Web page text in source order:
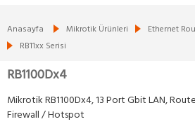
Anasayfa Mikrotik Ürünleri
Ethernet
RB11xx Serisi
RB1100Dx4
Mikrotik RB1100Dx4, 13 Port Gbit LAN,
Firewall / Hotspot